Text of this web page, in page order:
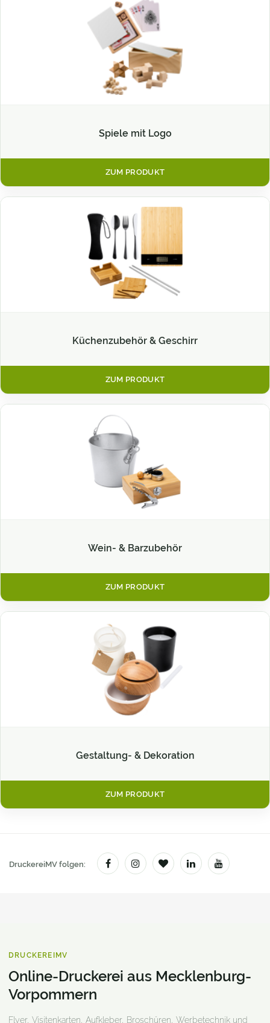
Spiele mit Logo
ZUM PRODUKT
Küchenzubehör & Geschirr
ZUM PRODUKT
Wein- & Barzubehör
ZUM PRODUKT
Gestaltung- & Dekoration
ZUM PRODUKT
DruckereiMV folgen:
DRUCKEREIMV
Online-Druckerei aus Mecklenburg-
Vorpommern
Flyer, Visitenkarten, Aufkleber, Broschüren, Werbetechnik und